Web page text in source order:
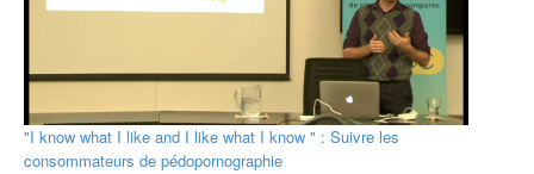
"I know what I like and I like what I know " : Suivre les
consommateurs de pédopornographie